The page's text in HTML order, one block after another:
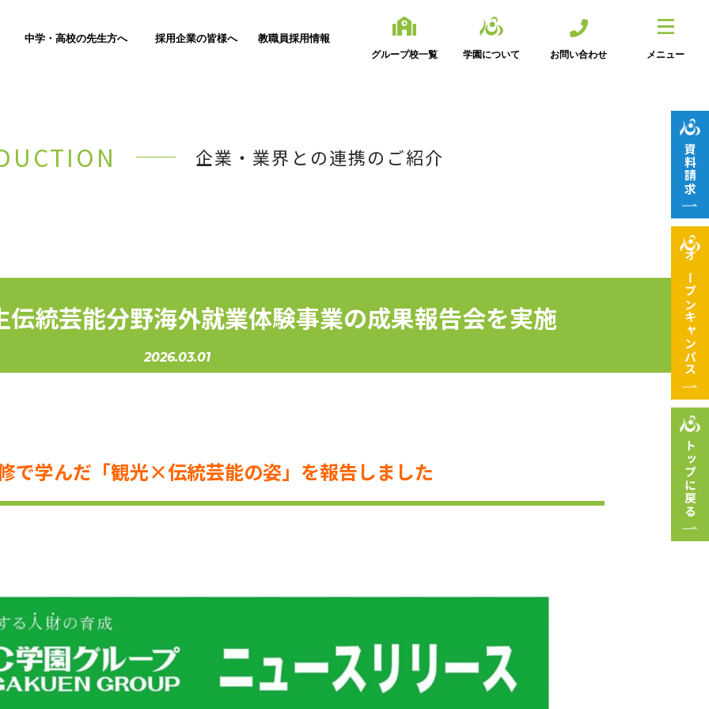
中学・高校の先生方へ 採用企業の皆様へ 教職員採用情報
グループ校一覧 学園について お問い合わせ メニュー
企業・業界との連携のご紹介
統芸能分野海外就業体験事業の成果報告会を実施
2026.03.01
で学んだ「観光×伝統芸能の姿」を報告しました
資料請求
オープン
キャンパス
トップに戻る